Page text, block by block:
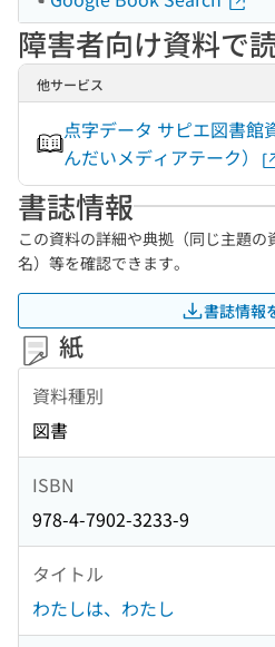
障害者向け資料で
他サービス
点字データ サピエ図書館
んだいメディアテーク）
書誌情報
この資料の詳細や典拠（同じ主題
名）等を確認できます。
書誌情報
紙
資料種別
図書
ISBN
978-4-7902-3233-9
タイトル
わたしは、わたし